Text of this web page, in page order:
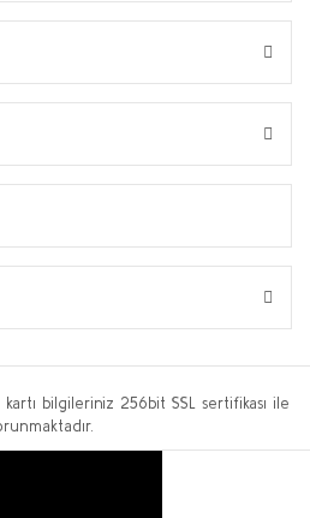
kartı bilgileriniz 256bit SSL sertifikası ile